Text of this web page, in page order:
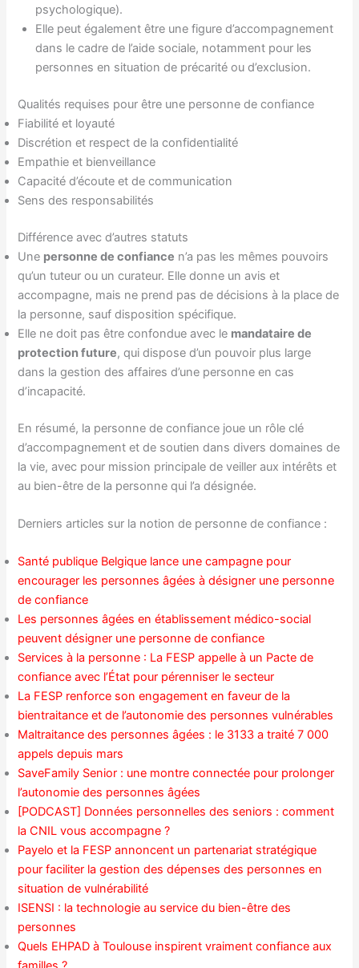
psychologique).
Elle peut également être une figure d’accompagnement
dans le cadre de l’aide sociale, notamment pour les
personnes en situation de précarité ou d’exclusion.
Qualités requises pour être une personne de confiance
Fiabilité et loyauté
Discrétion et respect de la confidentialité
Empathie et bienveillance
Capacité d’écoute et de communication
Sens des responsabilités
Différence avec d’autres statuts
Une personne de confiance n’a pas les mêmes pouvoirs
qu’un tuteur ou un curateur. Elle donne un avis et
accompagne, mais ne prend pas de décisions à la place de
la personne, sauf disposition spécifique.
Elle ne doit pas être confondue avec le mandataire de
protection future, qui dispose d’un pouvoir plus large
dans la gestion des affaires d’une personne en cas
d’incapacité.
En résumé, la personne de confiance joue un rôle clé
d’accompagnement et de soutien dans divers domaines de
la vie, avec pour mission principale de veiller aux intérêts et
au bien-être de la personne qui l’a désignée.
Derniers articles sur la notion de personne de confiance :
Santé publique Belgique lance une campagne pour
encourager les personnes âgées à désigner une personne
de confiance
Les personnes âgées en établissement médico-social
peuvent désigner une personne de confiance
Services à la personne : La FESP appelle à un Pacte de
confiance avec l’État pour pérenniser le secteur
La FESP renforce son engagement en faveur de la
bientraitance et de l’autonomie des personnes vulnérables
Maltraitance des personnes âgées : le 3133 a traité 7 000
appels depuis mars
SaveFamily Senior : une montre connectée pour prolonger
l’autonomie des personnes âgées
[PODCAST] Données personnelles des seniors : comment
la CNIL vous accompagne ?
Payelo et la FESP annoncent un partenariat stratégique
pour faciliter la gestion des dépenses des personnes en
situation de vulnérabilité
ISENSI : la technologie au service du bien-être des
personnes
Quels EHPAD à Toulouse inspirent vraiment confiance aux